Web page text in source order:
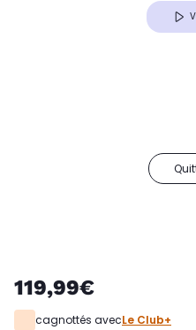
119,99€
cagnottés avecLe Club+